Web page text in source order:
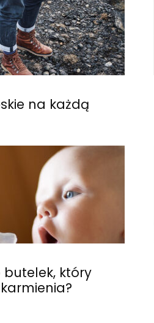
na każdą
butelek, który